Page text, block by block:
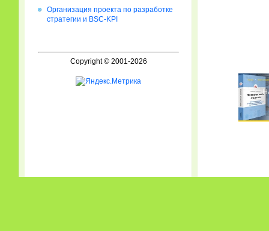
Организация проекта по разработке
стратегии и BSC-KPI
Copyright © 2001-2026